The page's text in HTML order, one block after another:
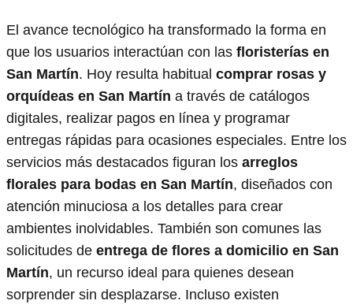
El avance tecnológico ha transformado la forma en
que los usuarios interactúan con las floristerías en
San Martín. Hoy resulta habitual comprar rosas y
orquídeas en San Martín a través de catálogos
digitales, realizar pagos en línea y programar
entregas rápidas para ocasiones especiales. Entre los
servicios más destacados figuran los arreglos
florales para bodas en San Martín, diseñados con
atención minuciosa a los detalles para crear
ambientes inolvidables. También son comunes las
solicitudes de entrega de flores a domicilio en San
Martín, un recurso ideal para quienes desean
sorprender sin desplazarse. Incluso existen